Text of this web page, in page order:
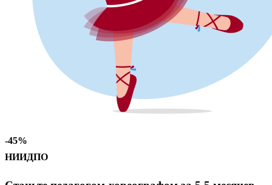
-45%
НИИДПО